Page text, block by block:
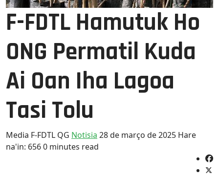
F-FDTL Hamutuk Ho
ONG Permatil Kuda
Ai Oan Iha Lagoa
Tasi Tolu
Media F-FDTL QG Notisia 28 de março de 2025 Hare
na'in: 6560 minutes read